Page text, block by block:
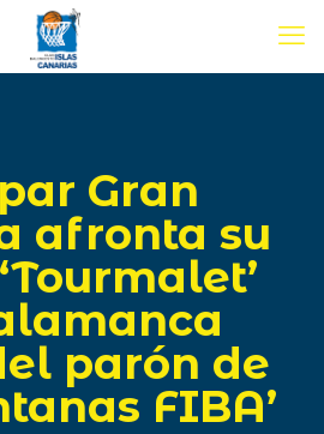
Gran
afronta su
parón de
FIBA’